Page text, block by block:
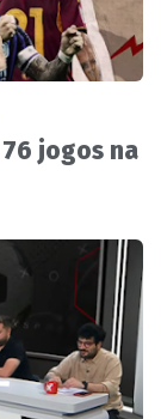
jogos na